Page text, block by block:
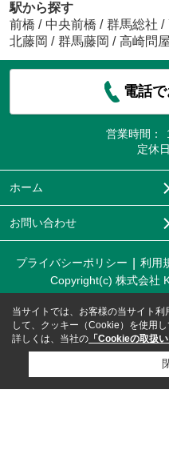
駅から探す
前橋 / 中央前橋 / 群馬総社 /
北藤岡 / 群馬藤岡 / 高崎問
電話
営業時間：
定休
ホーム
お問い合わせ
プライバシーポリシー 利用
Copyright(c) 株式会社
当サイトでは、お客様の当サイト
して、クッキー（Cookie）を使用し
詳しくは、当社の 「Cookieの取扱